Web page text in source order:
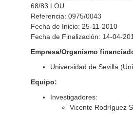
68/83 LOU
Referencia: 0975/0043
Fecha de Inicio: 25-11-2010
Fecha de Finalización: 14-04-
Empresa/Organismo
Universidad de Sevilla
Equipo:
Investigadores:
Vicente Rodríguez